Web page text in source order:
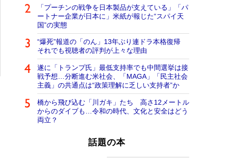
「プーチンの戦争を日本製品が支えている」「パ
ートナー企業が日本に」米紙が報じた“スパイ天
国”の実態
“爆死”報道の「のん」13年ぶり連ドラ本格復帰
それでも視聴者の評判が上々な理由
遂に「トランプ氏」最低支持率でも中間選挙は接
戦予想…分断進む米社会、「MAGA」「民主社会
主義」の共通点は“政策理解に乏しい支持者”か
橋から飛び込む「川ガキ」たち 高さ12メートル
からのダイブも…令和の時代、文化と安全はどう
両立？
話題の本